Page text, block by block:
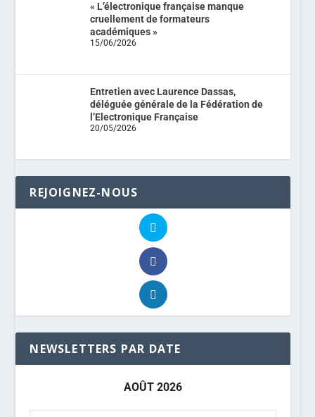
« L’électronique française manque
cruellement de formateurs
académiques »
15/06/2026
Entretien avec Laurence Dassas,
déléguée générale de la Fédération de
l’Electronique Française
20/05/2026
REJOIGNEZ-NOUS
NEWSLETTERS PAR DATE
AOÛT 2026